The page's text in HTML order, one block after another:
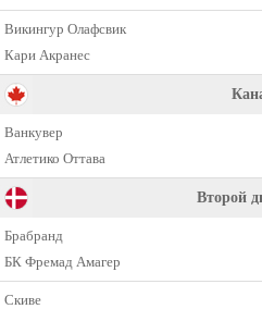
Викингур Олафсвик
Кари Акранес
Ванкувер
Атлетико Оттава
Второй
Брабранд
БК Фремад Амагер
Скиве